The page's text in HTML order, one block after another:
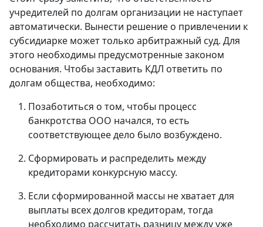
учредителей по долгам организации не наступает
автоматически. Вынести решение о привлечении к
субсидиарке может только арбитражный суд. Для
этого необходимы предусмотренные законом
основания. Чтобы заставить КДЛ ответить по
долгам общества, необходимо:
Позаботиться о том, чтобы процесс
банкротства ООО начался, то есть
соответствующее дело было возбуждено.
Сформировать и распределить между
кредиторами конкурсную массу.
Если сформированной массы не хватает для
выплаты всех долгов кредиторам, тогда
необходимо рассчитать разницу между уже